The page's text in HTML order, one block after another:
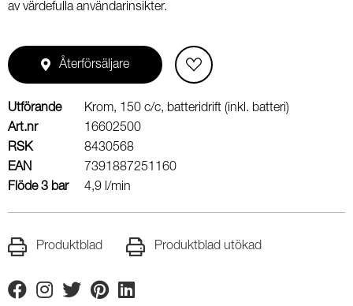
av värdefulla användarinsikter.
Återförsäljare
Utförande
Krom, 150 c/c, batteridrift (inkl. batteri)
Art.nr
16602500
RSK
8430568
EAN
7391887251160
Flöde 3 bar
4,9 l/min
Produktblad Produktblad utökad
FacebookInstagram
TwitterPinterestLinkedin